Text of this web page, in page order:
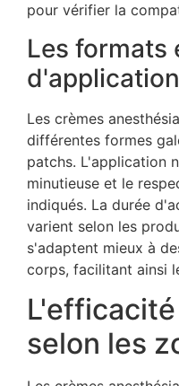
pour vérifier la
Les formats
Les crèmes
différentes formes
patchs. L'application
minutieuse et le
indiqués. La durée
varient selon les
s'adaptent mieux à
corps, facilitant ainsi
selon les